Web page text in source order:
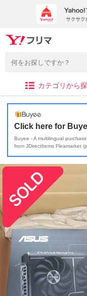
カテゴリから
Click here for
Buyee - A multilingual
from JDirectItems Fleamarket